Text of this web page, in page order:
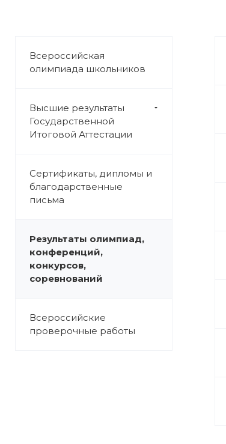
Всероссийская
олимпиада школьников
Высшие результаты
Государственной
Итоговой Аттестации
Сертификаты, дипломы и
благодарственные
письма
Результаты олимпиад,
конференций,
конкурсов,
соревнований
Всероссийские
проверочные работы